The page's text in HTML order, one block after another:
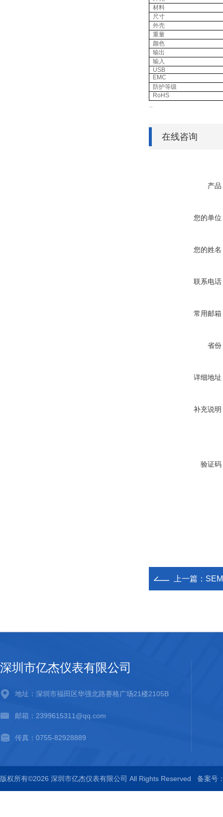
材料
尺寸
外壳
重量
颜色
输出
输入
USB
EMC
防护等级
RoHS
在线咨询
产品
您的单位
您的姓名
联系电话
常用邮箱
省份
详细地址
补充说明
验证码
上一篇：
深圳市亿杰仪表有限公司
地址：深圳市福田区华强北路赛格广场21楼2105B
邮箱：2399615311@qq.com
传真：0755-82928889
版权所有©2026 深圳市亿杰仪表有限公司 All Rights Reserved 备案号